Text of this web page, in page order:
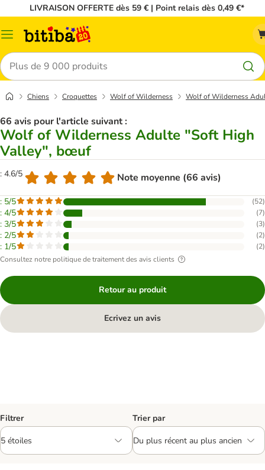
LIVRAISON OFFERTE dès 59 € | Point relais dès 0,49 €*
Menu
Rechercher
Chiens Croquettes Wolf of Wilderness Wolf of Wilderness
66 avis pour l'article suivant :
Wolf of Wilderness Adulte "Soft High
Valley", bœuf
: 4.6/5 Note moyenne (66 avis)
: 5/5 (52)
: 4/5 (7)
: 3/5 (3)
: 2/5 (2)
: 1/5 (2)
Consultez notre politique de traitement des avis clients
Retour au produit
Ecrivez un avis
Filtrer Trier par